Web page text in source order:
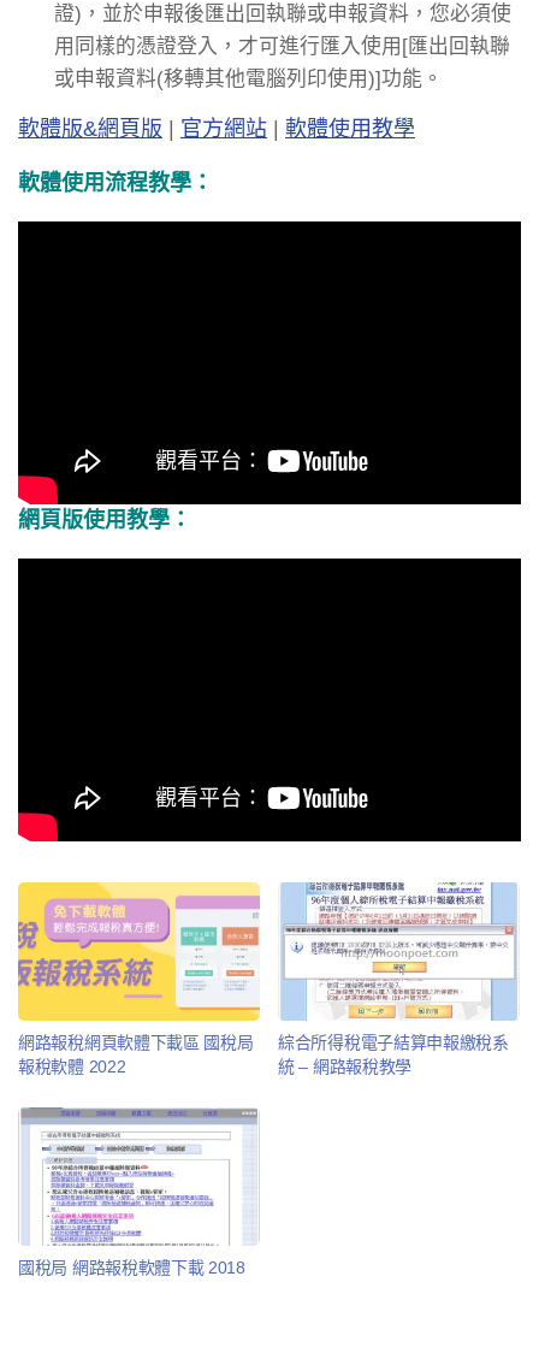
證)，並於申報後匯出回執聯或申報資料，您必須使
用同樣的憑證登入，才可進行匯入使用[匯出回執聯
或申報資料(移轉其他電腦列印使用)]功能。
軟體版&網頁版 | 官方網站 | 軟體使用教學
軟體使用流程教學：
網頁版使用教學：
網路報稅網頁軟體下載區 國稅局
報稅軟體 2022
綜合所得稅電子結算申報繳稅系
統 – 網路報稅教學
國稅局 網路報稅軟體下載 2018